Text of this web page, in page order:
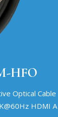
HFO
Optical Cable
HDMI A